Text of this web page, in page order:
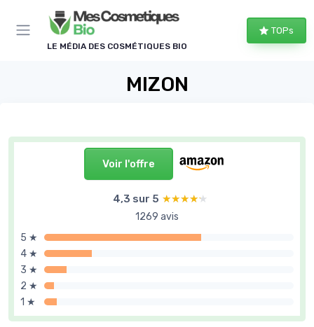
LE MÉDIA DES COSMÉTIQUES BIO
TOPs
MIZON
Voir l'offre
4,3 sur 5 ★★★★★
★★★★★
1269 avis
5 ★
4 ★
3 ★
2 ★
1 ★
Panneau de gestion des cookies